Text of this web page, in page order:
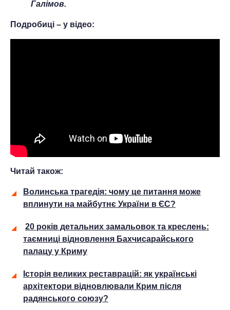
Галімов.
Подробиці – у відео:
Читай також:
Волинська трагедія: чому це питання може
вплинути на майбутнє України в ЄС?
20 років детальних замальовок та креслень:
таємниці відновлення Бахчисарайського
палацу у Криму
Історія великих реставрацій: як українські
архітектори відновлювали Крим після
радянського союзу?